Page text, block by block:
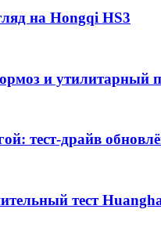
на Hongqi HS3
и утилитарный
тест-драйв
тест